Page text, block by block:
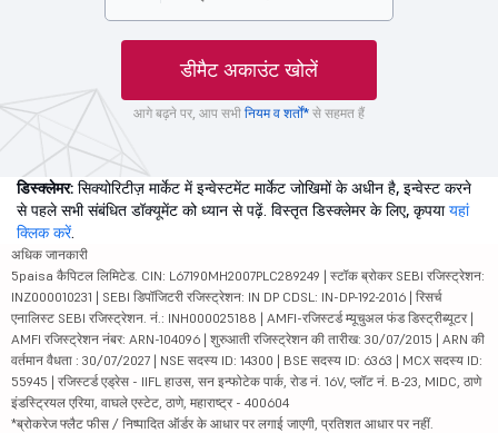
डीमैट अकाउंट खोलें
आगे बढ़ने पर, आप सभी नियम व शर्तों* से सहमत हैं
डिस्क्लेमर: सिक्योरिटीज़ मार्केट में इन्वेस्टमेंट मार्केट जोखिमों के अधीन है, इन्वेस्ट करने
से पहले सभी संबंधित डॉक्यूमेंट को ध्यान से पढ़ें. विस्तृत डिस्क्लेमर के लिए, कृपयायहां
क्लिक करें.
अधिक जानकारी
5paisa कैपिटल लिमिटेड. CIN: L67190MH2007PLC289249 | स्टॉक ब्रोकर SEBI रजिस्ट्रेशन:
INZ000010231 | SEBI डिपॉजिटरी रजिस्ट्रेशन: IN DP CDSL: IN-DP-192-2016 | रिसर्च
एनालिस्ट SEBI रजिस्ट्रेशन. नं.: INH000025188 | AMFI-रजिस्टर्ड म्यूचुअल फंड डिस्ट्रीब्यूटर |
AMFI रजिस्ट्रेशन नंबर: ARN-104096 | शुरुआती रजिस्ट्रेशन की तारीख: 30/07/2015 | ARN की
वर्तमान वैधता : 30/07/2027 | NSE सदस्य ID: 14300 | BSE सदस्य ID: 6363 | MCX सदस्य ID:
55945 | रजिस्टर्ड एड्रेस - IIFL हाउस, सन इन्फोटेक पार्क, रोड नं. 16V, प्लॉट नं. B-23, MIDC, ठाणे
इंडस्ट्रियल एरिया, वाघले एस्टेट, ठाणे, महाराष्ट्र - 400604
*ब्रोकरेज फ्लैट फीस / निष्पादित ऑर्डर के आधार पर लगाई जाएगी, प्रतिशत आधार पर नहीं.